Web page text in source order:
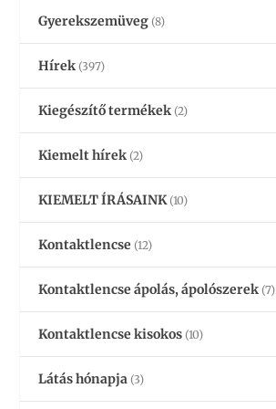
Gyerekszemüveg (8)
Hírek (397)
Kiegészítő termékek (2)
Kiemelt hírek (2)
KIEMELT ÍRÁSAINK (10)
Kontaktlencse (12)
Kontaktlencse ápolás, ápolószerek (7)
Kontaktlencse kisokos (10)
Látás hónapja (3)